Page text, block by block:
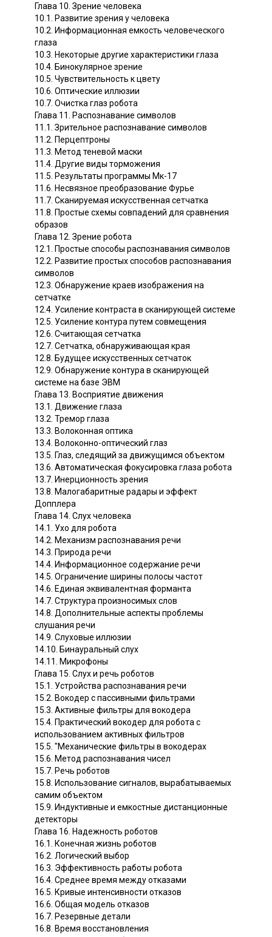
Глава 10. Зрение человека
10.1. Развитие зрения у человека
10.2. Информационная емкость человеческого
глаза
10.3. Некоторые другие характеристики глаза
10.4. Бинокулярное зрение
10.5. Чувствительность к цвету
10.6. Оптические иллюзии
10.7. Очистка глаз робота
Глава 11. Распознавание символов
11.1. Зрительное распознавание символов
11.2. Перцептроны
11.3. Метод теневой маски
11.4. Другие виды торможения
11.5. Результаты программы Мк-17
11.6. Несвязное преобразование Фурье
11.7. Сканируемая искусственная сетчатка
11.8. Простые схемы совпадений для сравнения
образов
Глава 12. Зрение робота
12.1. Простые способы распознавания символов
12.2. Развитие простых способов распознавания
символов
12.3. Обнаружение краев изображения на
сетчатке
12.4. Усиление контраста в сканирующей системе
12.5. Усиление контура путем совмещения
12.6. Считающая сетчатка
12.7. Сетчатка, обнаруживающая края
12.8. Будущее искусственных сетчаток
12.9. Обнаружение контура в сканирующей
системе на базе ЭВМ
Глава 13. Восприятие движения
13.1. Движение глаза
13.2. Тремор глаза
13.3. Волоконная оптика
13.4. Волоконно-оптический глаз
13.5. Глаз, следящий за движущимся объектом
13.6. Автоматическая фокусировка глаза робота
13.7. Инерционность зрения
13.8. Малогабаритные радары и эффект
Допплера
Глава 14. Слух человека
14.1. Ухо для робота
14.2. Механизм распознавания речи
14.3. Природа речи
14.4. Информационное содержание речи
14.5. Ограничение ширины полосы частот
14.6. Единая эквивалентная форманта
14.7. Структура произносимых слов
14.8. Дополнительные аспекты проблемы
слушания речи
14.9. Слуховые иллюзии
14.10. Бинауральный слух
14.11. Микрофоны
Глава 15. Слух и речь роботов
15.1. Устройства распознавания речи
15.2. Вокодер с пассивными фильтрами
15.3. Активные фильтры для вокодера
15.4. Практический вокодер для робота с
использованием активных фильтров
15.5. "Механические фильтры в вокодерах
15.6. Метод распознавания чисел
15.7. Речь роботов
15.8. Использование сигналов, вырабатываемых
самим объектом
15.9. Индуктивные и емкостные дистанционные
детекторы
Глава 16. Надежность роботов
16.1. Конечная жизнь роботов
16.2. Логический выбор
16.3. Эффективность работы робота
16.4. Среднее время между отказами
16.5. Кривые интенсивности отказов
16.6. Общая модель отказов
16.7. Резервные детали
16.8. Время восстановления